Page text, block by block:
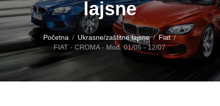
lajsne
Početna Ukrasne/zaštitne lajsne
Fiat
FIAT - CROMA - Mod. 01/05 - 12/07